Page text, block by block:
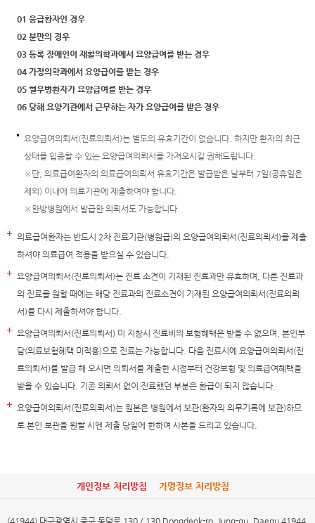
01 응급환자인 경우
02 분만의 경우
03 등록 장애인이 재활의학과에서 요양급여를 받는 경우
04 가정의학과에서 요양급여를 받는 경우
05 혈우병환자가 요양급여를 받는 경우
06 당해 요양기관에서 근무하는 자가 요양급여를 받은 경우
요양급여의뢰서(진료의뢰서)는 별도의 유효기간이 없습니다. 하지만 환자의 최근
상태를 입증할 수 있는 요양급여의뢰서를 가져오시길 권해드립니다.
※단, 의료급여환자의 의료급여의뢰서 유효기간은 발급받은 날부터 7일(공휴일은
제외) 이내에 의료기관에 제출하여야 합니다.
※한방병원에서 발급한 의뢰서도 가능합니다.
의료급여환자는 반드시 2차 진료기관(병원급)의 요양급여의뢰서(진료의뢰서)를 제출
하셔야 의료급여 적용을 받으실 수 있습니다.
요양급여의뢰서(진료의뢰서)는 진료 소견이 기재된 진료과만 유효하며, 다른 진료과
의 진료를 원할 때에는 해당 진료과의 진료소견이 기재된 요양급여의뢰서(진료의뢰
서)를 다시 제출하셔야 합니다.
요양급여의뢰서(진료의뢰서) 미 지참시 진료비의 보험혜택은 받을 수 없으며, 본인부
담(의료보험혜택 미적용)으로 진료는 가능합니다. 다음 진료시에 요양급여의뢰서(진
료의뢰서)를 발급 해 오시면 의뢰서를 제출한 시점부터 건강보험 및 의료급여혜택을
받을 수 있습니다. 기존 의뢰서 없이 진료했던 부분은 환급이 되지 않습니다.
요양급여의뢰서(진료의뢰서)는 원본은 병원에서 보관(환자의 의무기록에 보관)하므
로 본인 보관을 원할 시엔 제출 당일에 한하여 사본을 드리고 있습니다.
개인정보 처리방침 가명정보 처리방침
(41944) 대구광역시 중구 동덕로 130 / 130 Dongdeok-ro, Jung-gu, Daegu 41944,